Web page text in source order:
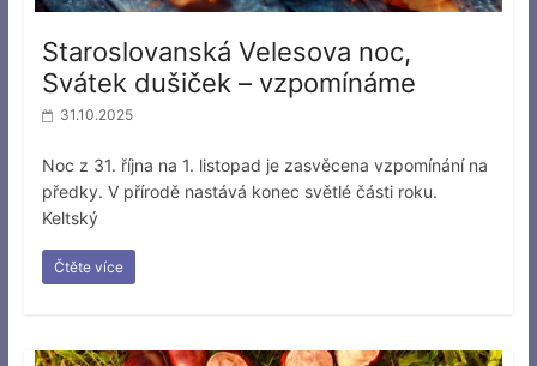
Staroslovanská Velesova noc,
Svátek dušiček – vzpomínáme
31.10.2025
Noc z 31. října na 1. listopad je zasvěcena vzpomínání na
předky. V přírodě nastává konec světlé části roku.
Keltský
Čtěte více